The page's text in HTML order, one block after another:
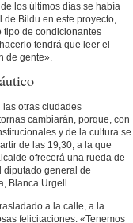
los últimos días se había
de Bildu en este proyecto,
tipo de condicionantes
tendrá que leer el
de gente».
otras ciudades
cambiarán, porque, con
y de la cultura se
de las 19,30, a la que
ofrecerá una rueda de
diputado general de
Blanca Urgell.
a la calle, a la
felicitaciones. «Tenemos